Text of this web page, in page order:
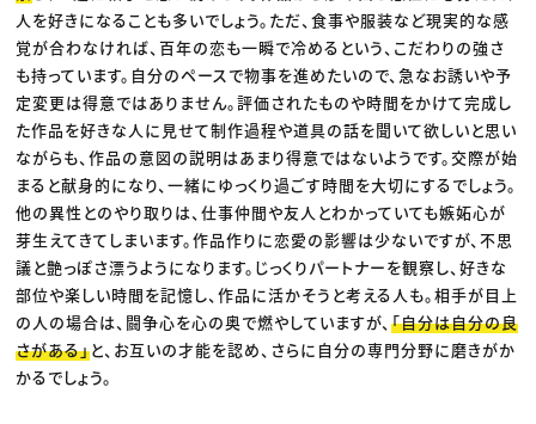
人を好きになることも多いでしょう。ただ、食事や服装など現実的な感
覚が合わなければ、百年の恋も一瞬で冷めるという、こだわりの強さ
も持っています。自分のペースで物事を進めたいので、急なお誘いや予
定変更は得意ではありません。評価されたものや時間をかけて完成し
た作品を好きな人に見せて制作過程や道具の話を聞いて欲しいと思い
ながらも、作品の意図の説明はあまり得意ではないようです。交際が始
まると献身的になり、一緒にゆっくり過ごす時間を大切にするでしょう。
他の異性とのやり取りは、仕事仲間や友人とわかっていても嫉妬心が
芽生えてきてしまいます。作品作りに恋愛の影響は少ないですが、不思
議と艶っぽさ漂うようになります。じっくりパートナーを観察し、好きな
部位や楽しい時間を記憶し、作品に活かそうと考える人も。相手が目上
の人の場合は、闘争心を心の奥で燃やしていますが、「自分は自分の良
さがある」と、お互いの才能を認め、さらに自分の専門分野に磨きがか
かるでしょう。